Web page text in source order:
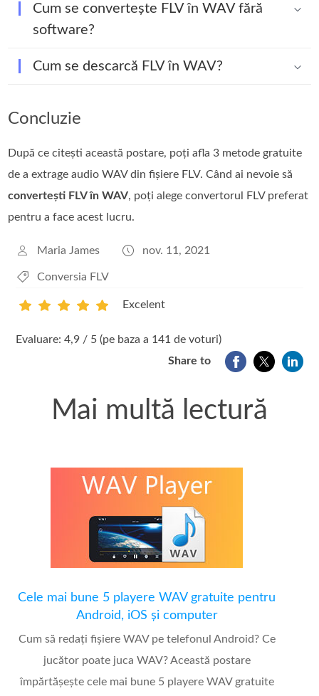
Cum se convertește FLV în WAV fără
software?
Cum se descarcă FLV în WAV?
Concluzie
După ce citești această postare, poți afla 3 metode gratuite
de a extrage audio WAV din fișiere FLV. Când ai nevoie să
convertești FLV în WAV, poți alege convertorul FLV preferat
pentru a face acest lucru.
Maria James nov. 11, 2021
Conversia FLV
Excelent
Evaluare: 4,9 / 5 (pe baza a 141 de voturi)
Share to
Mai multă lectură
Cele mai bune 5 playere WAV gratuite pentru
Android, iOS și computer
Cum să redați fișiere WAV pe telefonul Android? Ce
jucător poate juca WAV? Această postare
împărtășește cele mai bune 5 playere WAV gratuite